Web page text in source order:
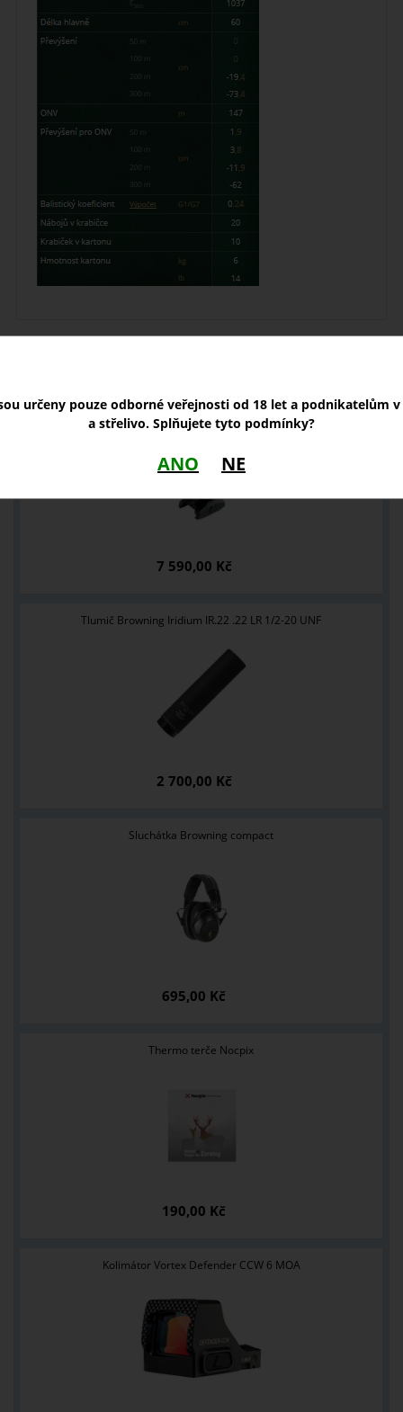
Kolimátor Holosun ARO EVO RD2
7 590,00 Kč
Tlumič Browning Iridium IR.22 .22 LR 1/2-20 UNF
2 700,00 Kč
Sluchátka Browning compact
695,00 Kč
Thermo terče Nocpix
190,00 Kč
Kolimátor Vortex Defender CCW 6 MOA
určeny pouze odborné veřejnosti od 18 let a podnikatelům
a střelivo. Splňujete tyto podmínky?
ANO NE